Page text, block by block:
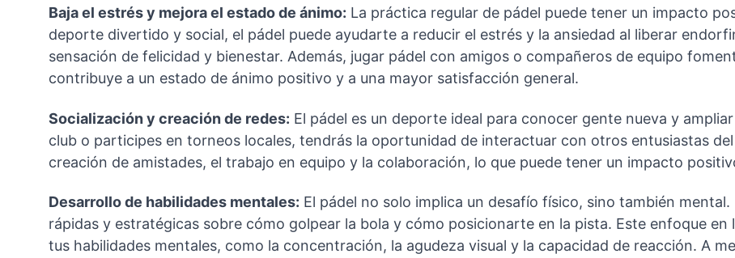
Baja el estrés y mejora el estado de ánimo: La práctica regular de pádel puede tener un impacto
deporte divertido y social, el pádel puede ayudarte a reducir el estrés y la ansiedad al liberar
sensación de felicidad y bienestar. Además, jugar pádel con amigos o compañeros de equipo
contribuye a un estado de ánimo positivo y a una mayor satisfacción general.
Socialización y creación de redes: El pádel es un deporte ideal para conocer gente nueva y
club o participes en torneos locales, tendrás la oportunidad de interactuar con otros entusiastas
creación de amistades, el trabajo en equipo y la colaboración, lo que puede tener un impacto
Desarrollo de habilidades mentales: El pádel no solo implica un desafío físico, sino también
rápidas y estratégicas sobre cómo golpear la bola y cómo posicionarte en la pista. Este enfoque
tus habilidades mentales, como la concentración, la agudeza visual y la capacidad de reacción. A